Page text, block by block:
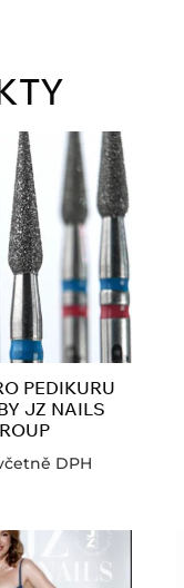
PEDIKURU
JZ NAILS
DPH